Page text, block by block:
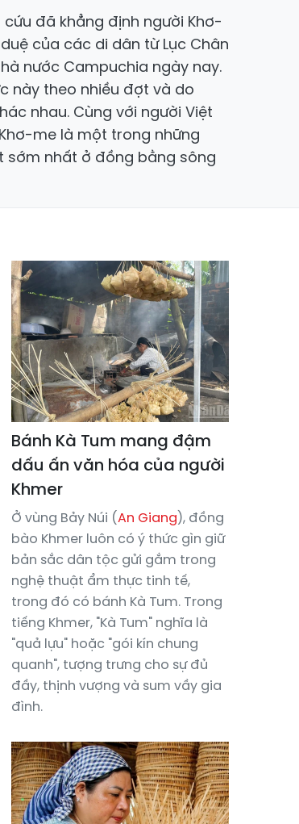
cứu đã khẳng định người Khơ-
của các di dân từ Lục Chân
nước Campuchia ngày nay.
này theo nhiều đợt và do
nhau. Cùng với người Việt
me là một trong những
sớm nhất ở đồng bằng sông
Bánh Kà Tum mang đậm
dấu ấn văn hóa của người
Khmer
Ở vùng Bảy Núi (An Giang), đồng
bào Khmer luôn có ý thức gìn giữ
bản sắc dân tộc gửi gắm trong
nghệ thuật ẩm thực tinh tế,
trong đó có bánh Kà Tum. Trong
tiếng Khmer, "Kà Tum" nghĩa là
"quả lựu" hoặc "gói kín chung
quanh", tượng trưng cho sự đủ
đầy, thịnh vượng và sum vầy gia
đình.